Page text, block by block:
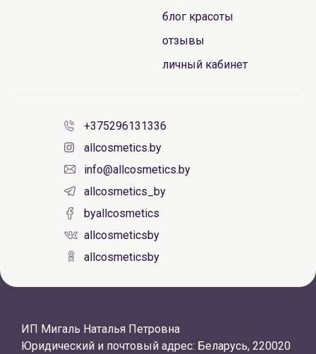
блог красоты
отзывы
личный кабинет
+375296131336
allcosmetics.by
info@allcosmetics.by
allcosmetics_by
byallcosmetics
allcosmeticsby
allcosmeticsby
ИП Мигаль Наталья Петровна
Юридический и почтовый адрес: Беларусь, 220020